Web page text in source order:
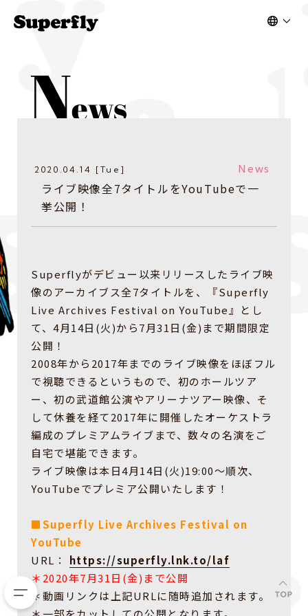
2020.04.14 [Tue] News
ライブ映像全7タイトルをYouTubeで一
挙公開！
Superflyがデビュー以来リリースしたライブ映
像のアーカイブス全7タイトルを、『Superfly
Live Archives Festival on YouTube』とし
て、4月14日(火)から7月31日(金)まで期間限定
公開！
2008年から2017年までのライブ映像をほぼフル
で視聴できるというもので、初のホールツア
ー、初の武道館公演やアリーナツアー映像、そ
して休養を経て2017年に開催したオーケストラ
編成のプレミアムライブまで、数々の名演をご
自宅で堪能できます。
ライブ映像は本日4月14日(火)19:00〜順次、
YouTubeでプレミア公開いたします！
■Superfly Live Archives Festival on
YouTube
URL： https://superfly.lnk.to/laf
＊2020年7月31日(金)まで公開
＊動画リンクは上記URLに随時追加されます。